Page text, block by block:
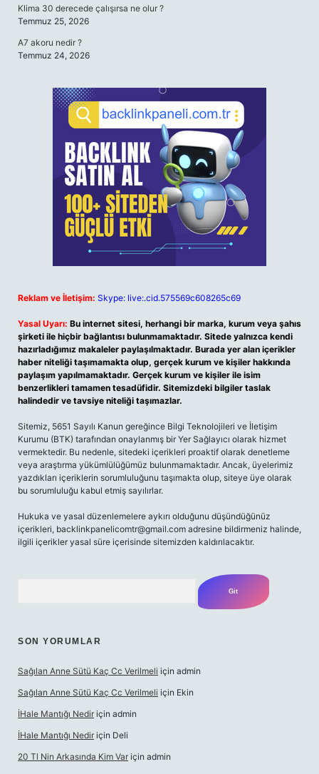
Klima 30 derecede çalışırsa ne olur ?
Temmuz 25, 2026
A7 akoru nedir ?
Temmuz 24, 2026
Reklam ve İletişim: Skype: live:.cid.575569c608265c69
Yasal Uyarı: Bu internet sitesi, herhangi bir marka, kurum veya şahıs
şirketi ile hiçbir bağlantısı bulunmamaktadır. Sitede yalnızca kendi
hazırladığımız makaleler paylaşılmaktadır. Burada yer alan içerikler
haber niteliği taşımamakta olup, gerçek kurum ve kişiler hakkında
paylaşım yapılmamaktadır. Gerçek kurum ve kişiler ile isim
benzerlikleri tamamen tesadüfidir. Sitemizdeki bilgiler taslak
halindedir ve tavsiye niteliği taşımazlar.
Sitemiz, 5651 Sayılı Kanun gereğince Bilgi Teknolojileri ve İletişim
Kurumu (BTK) tarafından onaylanmış bir Yer Sağlayıcı olarak hizmet
vermektedir. Bu nedenle, sitedeki içerikleri proaktif olarak denetleme
veya araştırma yükümlülüğümüz bulunmamaktadır. Ancak, üyelerimiz
yazdıkları içeriklerin sorumluluğunu taşımakta olup, siteye üye olarak
bu sorumluluğu kabul etmiş sayılırlar.
Hukuka ve yasal düzenlemelere aykırı olduğunu düşündüğünüz
içerikleri, backlinkpanelicomtr@gmail.com adresine bildirmeniz halinde,
ilgili içerikler yasal süre içerisinde sitemizden kaldırılacaktır.
SON YORUMLAR
Sağılan Anne Sütü Kaç Cc Verilmeli için admin
Sağılan Anne Sütü Kaç Cc Verilmeli için Ekin
İHale Mantığı Nedir için admin
İHale Mantığı Nedir için Deli
20 Tl Nin Arkasında Kim Var için admin